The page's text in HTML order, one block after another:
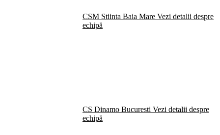
CSM Stiinta Baia Mare Vezi detalii despre
echipă
CS Dinamo Bucuresti Vezi detalii despre
echipă